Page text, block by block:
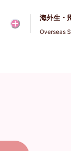
海外生・
Overseas